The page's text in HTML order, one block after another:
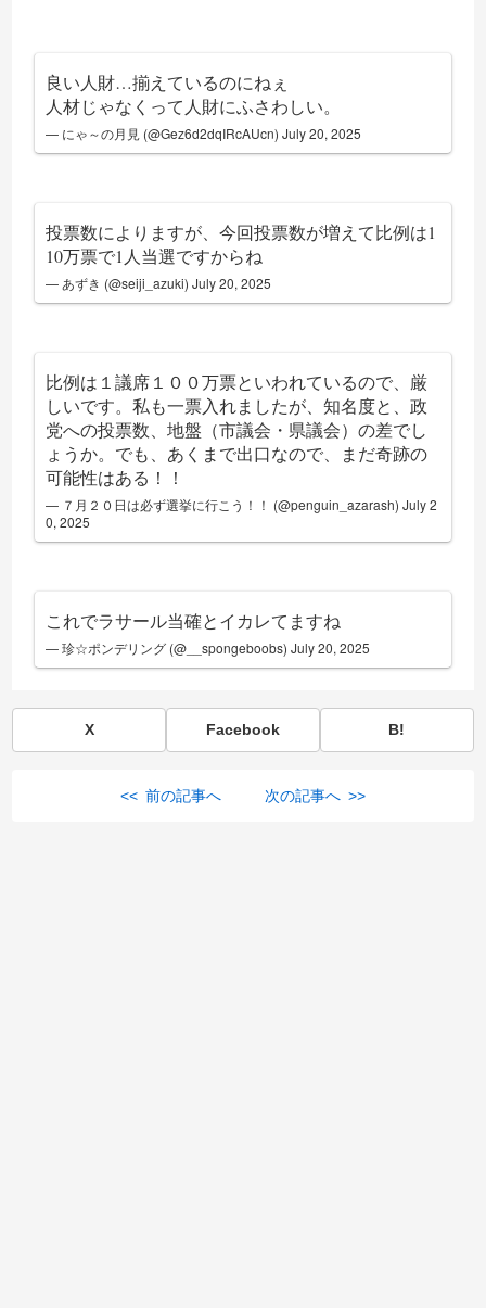
良い人財…揃えているのにねぇ
人材じゃなくって人財にふさわしい。
— にゃ～の月見 (@Gez6d2dqIRcAUcn)July 20, 2025
投票数によりますが、今回投票数が増えて比例は1
10万票で1人当選ですからね
— あずき (@seiji_azuki)July 20, 2025
比例は１議席１００万票といわれているので、厳
しいです。私も一票入れましたが、知名度と、政
党への投票数、地盤（市議会・県議会）の差でし
ょうか。でも、あくまで出口なので、まだ奇跡の
可能性はある！！
— ７月２０日は必ず選挙に行こう！！ (@penguin_azarash)July 2
0, 2025
これでラサール当確とイカレてますね
— 珍☆ポンデリング (@__spongeboobs)July 20, 2025
X Facebook B!
<< 前の記事へ 次の記事へ >>